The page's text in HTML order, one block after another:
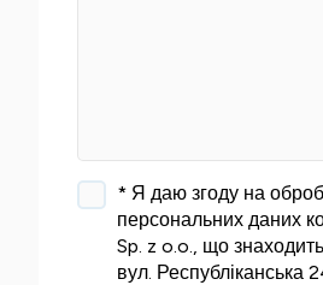
* Я даю згоду на
персональних даних
Sp. z o.o., що
вул.